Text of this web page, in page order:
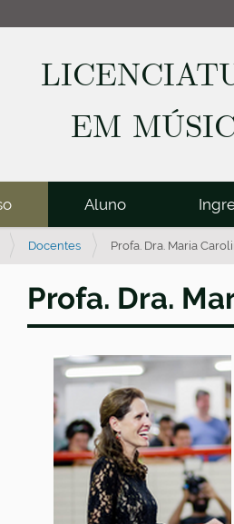
EM
Aluno
Docentes Profa. Dra. Maria
Profa. Dra.